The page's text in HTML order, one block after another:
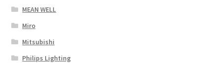
MEAN WELL
Miro
Mitsubishi
Philips Lighting